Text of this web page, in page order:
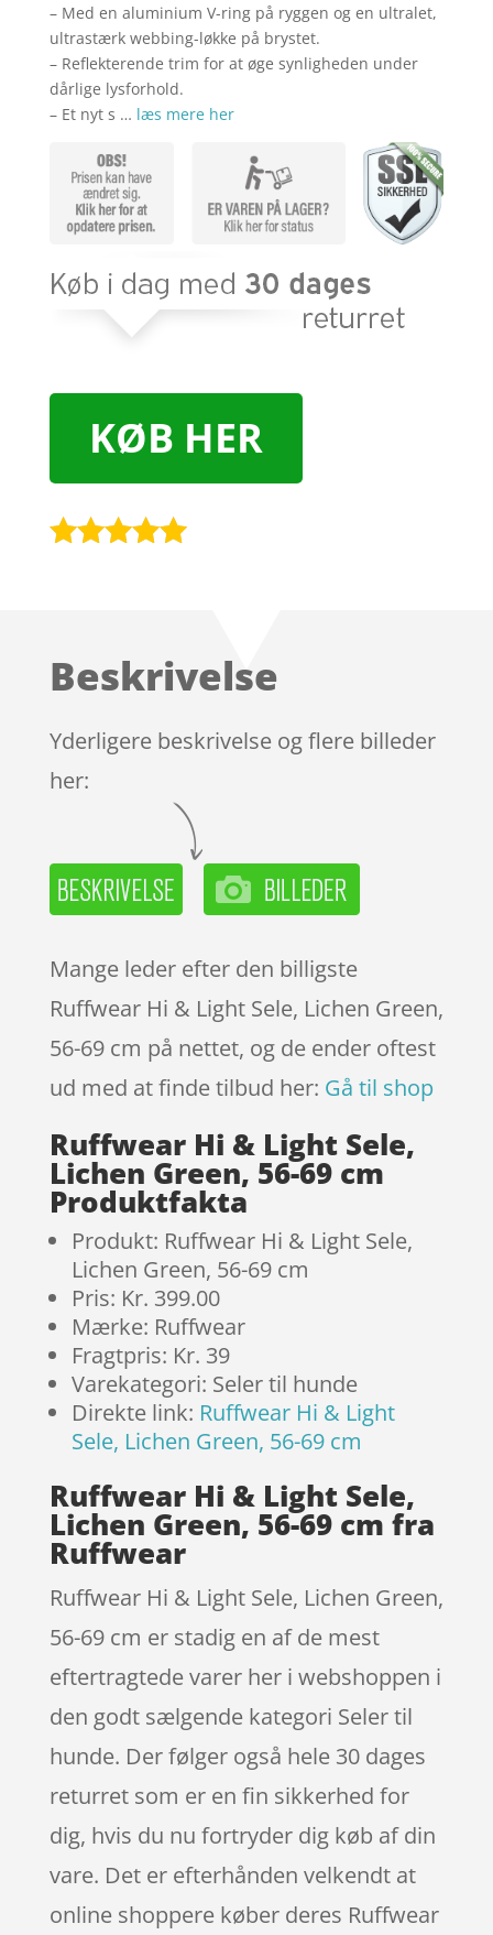
– Med en aluminium V-ring på ryggen og en ultralet,
ultrastærk webbing-løkke på brystet.
– Reflekterende trim for at øge synligheden under
dårlige lysforhold.
– Et nyt s … læs mere her
KØB HER
kundebedøm
Beskrivelse
Yderligere beskrivelse og flere billeder
her:
Mange leder efter den billigste
Ruffwear Hi & Light Sele, Lichen Green,
56-69 cm på nettet, og de ender oftest
ud med at finde tilbud her: Gå til shop
Ruffwear Hi & Light Sele,
Lichen Green, 56-69 cm
Produktfakta
Produkt: Ruffwear Hi & Light Sele,
Lichen Green, 56-69 cm
Pris: Kr. 399.00
Mærke: Ruffwear
Fragtpris: Kr. 39
Varekategori: Seler til hunde
Direkte link: Ruffwear Hi & Light
Sele, Lichen Green, 56-69 cm
Ruffwear Hi & Light Sele,
Lichen Green, 56-69 cm fra
Ruffwear
Ruffwear Hi & Light Sele, Lichen Green,
56-69 cm er stadig en af de mest
eftertragtede varer her i webshoppen i
den godt sælgende kategori Seler til
hunde. Der følger også hele 30 dages
returret som er en fin sikkerhed for
dig, hvis du nu fortryder dig køb af din
vare. Det er efterhånden velkendt at
online shoppere køber deres Ruffwear